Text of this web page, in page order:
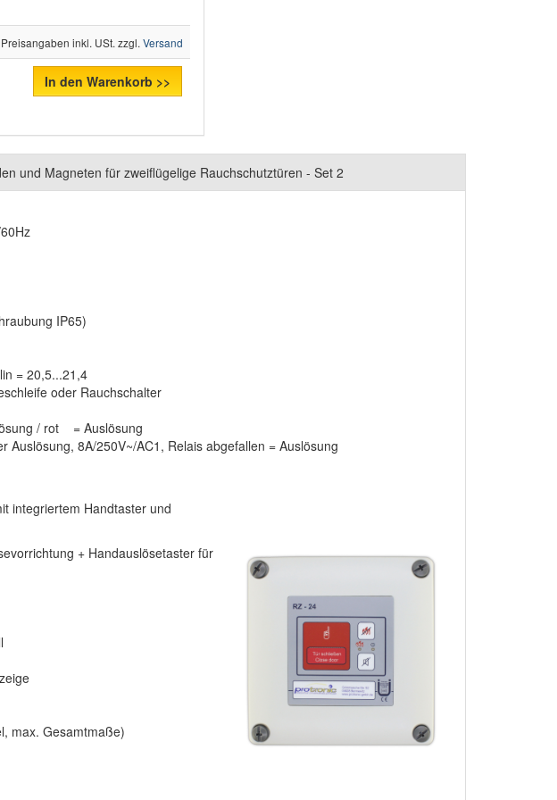
inkl. USt. zzgl. Versand
In den Warenkorb >>
und Magneten für zweiflügelige Rauchschutztüren - Set 2
IP65)
= 20,5...21,4
oder Rauchschalter
/ rot = Auslösung
Auslösung, 8A/250V~/AC1, Relais abgefallen = Auslösung
integriertem Handtaster und
+ Handauslösetaster für
max. Gesamtmaße)